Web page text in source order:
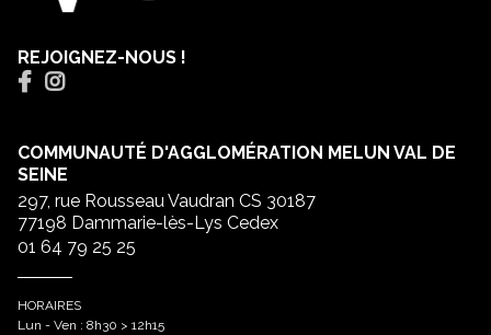
REJOIGNEZ-NOUS !
COMMUNAUTÉ D'AGGLOMÉRATION MELUN VAL DE
SEINE
297, rue Rousseau Vaudran CS 30187
77198 Dammarie-lès-Lys Cedex
01 64 79 25 25
HORAIRES
Lun - Ven : 8h30 > 12h15